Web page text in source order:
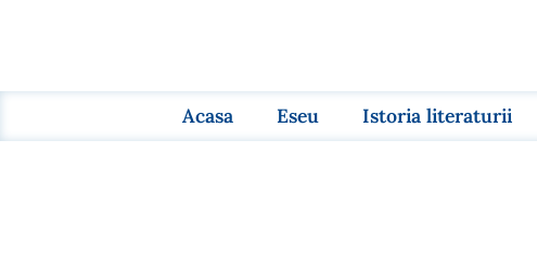
Acasa Eseu Istoria literaturii